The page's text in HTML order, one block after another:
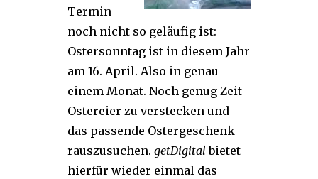
Termin
noch nicht so geläufig ist:
Ostersonntag ist in diesem Jahr
am 16. April. Also in genau
einem Monat. Noch genug Zeit
Ostereier zu verstecken und
das passende Ostergeschenk
rauszusuchen. getDigitalbietet
hierfür wieder einmal das